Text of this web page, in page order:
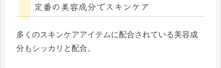
定番の美容成分でスキンケア
多くのスキンケアアイテムに配合されている美容成
分もシッカリと配合。